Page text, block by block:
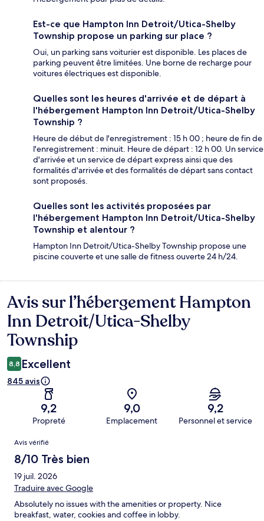
Est-ce que Hampton Inn Detroit/Utica-Shelby
Township propose un parking sur place ?
Oui, un parking sans voiturier est disponible. Les places de
parking peuvent être limitées. Une borne de recharge pour
voitures électriques est disponible.
Quelles sont les heures d'arrivée et de départ à
l'hébergement Hampton Inn Detroit/Utica-Shelby
Township ?
Heure de début de l'enregistrement : 15 h 00 ; heure de fin de
l'enregistrement : minuit. Heure de départ : 12 h 00. Un service
d'arrivée et un service de départ express ainsi que des
formalités d'arrivée et des formalités de départ sans contact
sont proposés.
Quelles sont les activités proposées par
l'hébergement Hampton Inn Detroit/Utica-Shelby
Township et alentour ?
Hampton Inn Detroit/Utica-Shelby Township propose une
piscine couverte et une salle de fitness ouverte 24 h/24.
Avis
Avis sur l’hébergement Hampton
Inn Detroit/Utica-Shelby
Township
8,8 Excellent
845 avis
9,2
Propreté
9,0
Emplacement
9,2
Personnel et service
Avis
Avis vérifié
8/10 Très bien
19 juil. 2026
Traduire avec Google
Absolutely no issues with the amenities or property. Nice
breakfast, water, cookies and coffee in lobby.